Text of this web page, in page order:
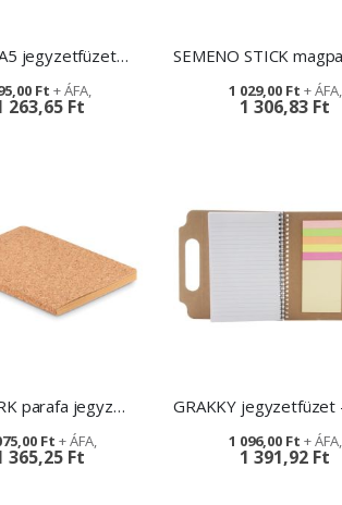
PRUNUS A5 jegyzetfüzet - környezetbarát ajándék
263,65 Ft
Ft
1 306,83 Ft
1 029,00 Ft
NOTECORK parafa jegyzetfüzet
365,25 Ft
Ft
1 391,92 Ft
1 096,00 Ft